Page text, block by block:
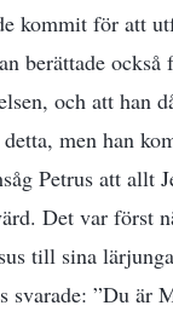
kommit för att
berättade också
och att han
men han
Petrus att allt
Det var först
till sina
svarade: ”Du är